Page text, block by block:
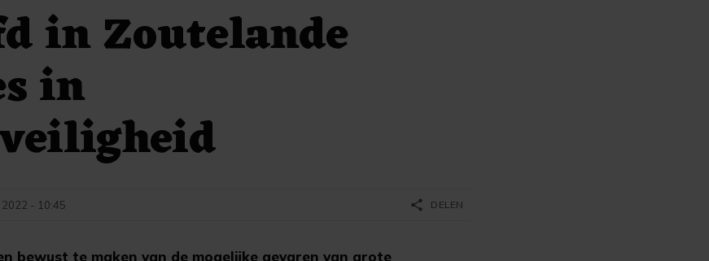
in Zoutelande
in
bewust te maken van de mogelijke gevaren van grote
2022 - 10:45 share DELEN